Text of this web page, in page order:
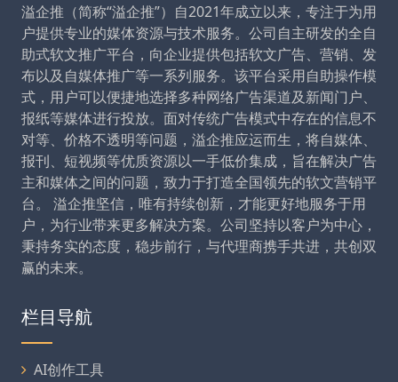
溢企推（简称“溢企推”）自2021年成立以来，专注于为用
户提供专业的媒体资源与技术服务。公司自主研发的全自
助式软文推广平台，向企业提供包括软文广告、营销、发
布以及自媒体推广等一系列服务。该平台采用自助操作模
式，用户可以便捷地选择多种网络广告渠道及新闻门户、
报纸等媒体进行投放。面对传统广告模式中存在的信息不
对等、价格不透明等问题，溢企推应运而生，将自媒体、
报刊、短视频等优质资源以一手低价集成，旨在解决广告
主和媒体之间的问题，致力于打造全国领先的软文营销平
台。 溢企推坚信，唯有持续创新，才能更好地服务于用
户，为行业带来更多解决方案。公司坚持以客户为中心，
秉持务实的态度，稳步前行，与代理商携手共进，共创双
赢的未来。
栏目导航
AI创作工具